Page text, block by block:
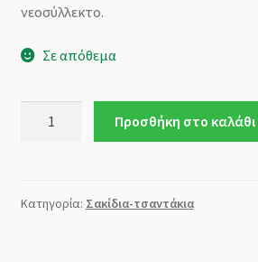
νεοσύλλεκτο.
Σε απόθεμα
Προσθήκη στο καλάθι
Κατηγορία: Σακίδια-τσαντάκια